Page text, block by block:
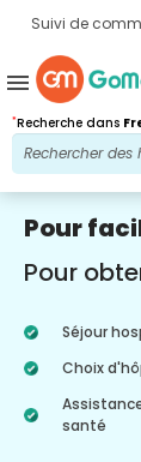
Suivi de
*Recherche dans
menu
Pour
Pour
Séjour
Choix
santé